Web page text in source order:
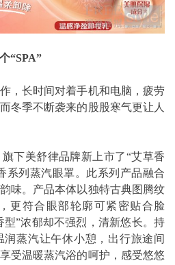
“SPA”
长时间对着手机和电脑，疲劳
冬季不断袭来的股股寒气更让人
美舒律品牌新上市了“艾草香
系列蒸汽眼罩。此系列产品融合
味。产品本体以独特古典图腾纹
更符合眼部轮廓可紧密贴合脸
型”浓郁却不强烈，清新悠长。持
润蒸汽让午休小憩，出行旅途间
受温暖蒸汽浴的呵护，感受悠悠